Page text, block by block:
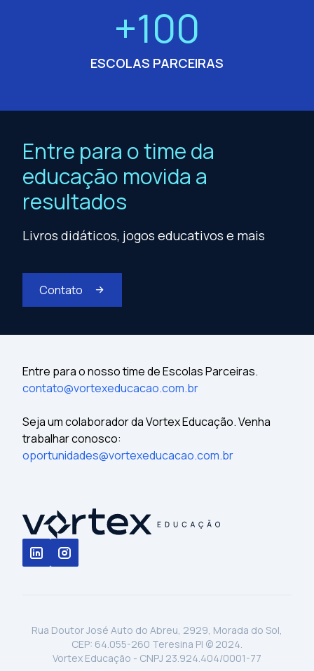
+100
ESCOLAS PARCEIRAS
Entre para o time da
educação movida a
resultados
Livros didáticos, jogos educativos e mais
Contato
Entre para o nosso time de Escolas Parceiras.
contato@vortexeducacao.com.br
Seja um colaborador da Vortex Educação. Venha
trabalhar conosco:
oportunidades@vortexeducacao.com.br
Rua Doutor José Auto do Abreu, 2929, Morada do Sol,
CEP: 64.055-260 Teresina PI © 2024.
Vortex Educação - CNPJ 23.924.404/0001-77